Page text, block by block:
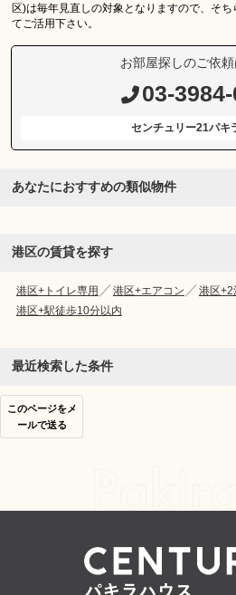
区)は毎年見直しの対象となりますので、そ
てご活用下さい。
お部屋探しのご依
03-
センチュリー21パキ
あなたにおすすめの類似物件
港区の賃貸を探す
港区+トイレ専用 港区+エアコン
港区+2
港区+駅徒歩10分以内
最近検索した条件
このページをメ
ールで送る